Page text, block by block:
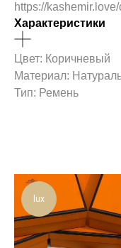
https://
Характеристики
Цвет: Коричневый
Материал:
Тип: Ремень
lux